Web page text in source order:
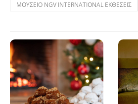
ΜΟΥΣΕΙΟ NGV INTERNATIONAL ΕΚΘΕΣΕΙΣ